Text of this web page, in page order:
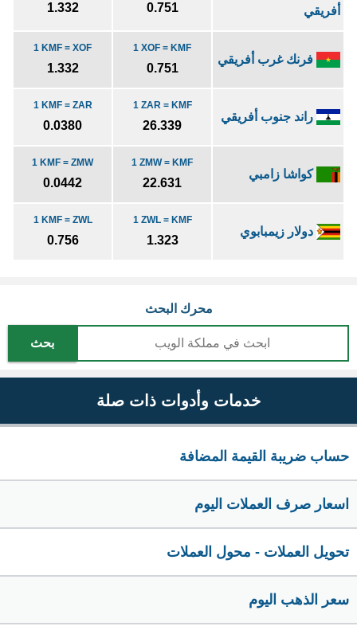
أفريقي
0.751
1.332
فرنك غرب أفريقي
1 XOF = KMF
0.751
1 KMF = XOF
1.332
راند جنوب أفريقي
1 ZAR = KMF
26.339
1 KMF = ZAR
0.0380
كواشا زامبي
1 ZMW = KMF
22.631
1 KMF = ZMW
0.0442
دولار زيمبابوي
1 ZWL = KMF
1.323
1 KMF = ZWL
0.756
محرك البحث
بحث
خدمات وأدوات ذات صلة
حساب ضريبة القيمة المضافة
اسعار صرف العملات اليوم
تحويل العملات - محول العملات
سعر الذهب اليوم